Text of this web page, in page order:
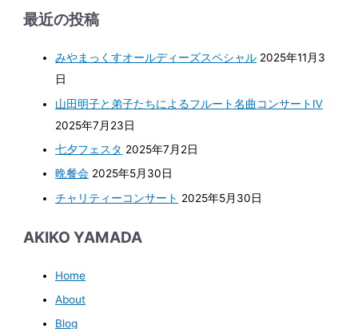
最近の投稿
みやまっくすオールディーズスペシャル 2025年11月3
日
山田明子と弟子たちによるフルート名曲コンサートⅣ
2025年7月23日
七夕フェスタ 2025年7月2日
晩餐会 2025年5月30日
チャリティーコンサート 2025年5月30日
AKIKO YAMADA
Home
About
Blog